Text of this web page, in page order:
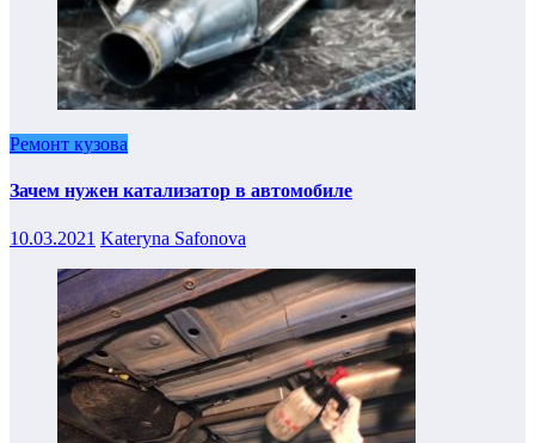
Ремонт кузова
Зачем нужен катализатор в автомобиле
10.03.2021 Kateryna Safonova